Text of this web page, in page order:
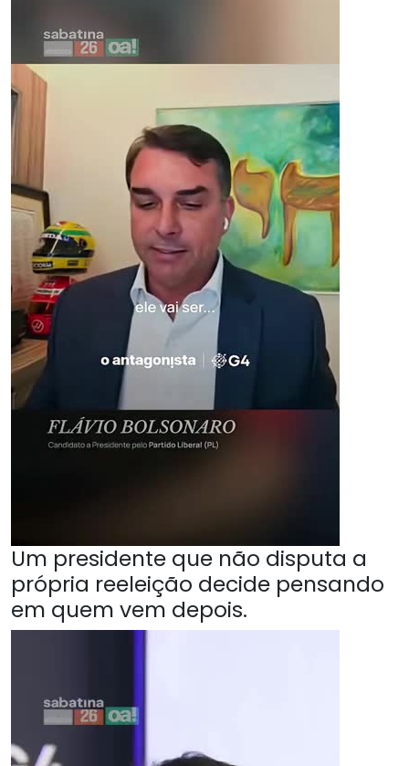
Um presidente que não disputa a
própria reeleição decide pensando
em quem vem depois.